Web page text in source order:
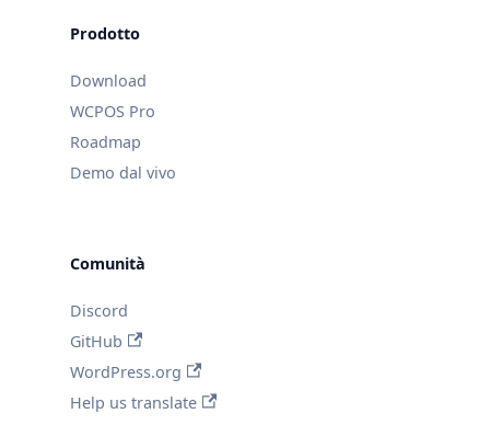
Prodotto
Download
WCPOS Pro
Roadmap
Demo dal vivo
Comunità
Discord
GitHub
WordPress.org
Help us translate